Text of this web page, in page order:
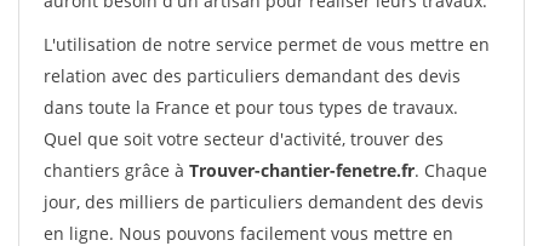
L'utilisation de notre service permet de vous mettre en
relation avec des particuliers demandant des devis
dans toute la France et pour tous types de travaux.
Quel que soit votre secteur d'activité, trouver des
chantiers grâce à Trouver-chantier-fenetre.fr. Chaque
jour, des milliers de particuliers demandent des devis
en ligne. Nous pouvons facilement vous mettre en